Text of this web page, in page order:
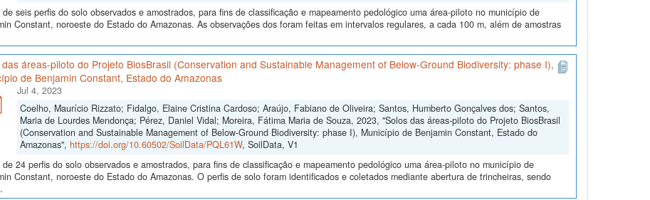
de seis perfis do solo observados e amostrados, para fins de classificação e mapeamento pedológico uma área-piloto no município de
Constant, noroeste do Estado do Amazonas. As observações dos foram feitas em intervalos regulares, a cada 100 m, além de amostras
áreas-piloto do Projeto BiosBrasil (Conservation and Sustainable Management of Below-Ground Biodiversity: phase I),
de Benjamin Constant, Estado do Amazonas
Jul 4, 2023
Coelho, Maurício Rizzato; Fidalgo, Elaine Cristina Cardoso; Araújo, Fabiano de Oliveira; Santos, Humberto Gonçalves dos; Santos,
Maria de Lourdes Mendonça; Pérez, Daniel Vidal; Moreira, Fátima Maria de Souza, 2023, "Solos das áreas-piloto do Projeto BiosBrasil
(Conservation and Sustainable Management of Below-Ground Biodiversity: phase I), Município de Benjamin Constant, Estado do
Amazonas", https://doi.org/10.60502/SoilData/PQL61W, SoilData, V1
de 24 perfis do solo observados e amostrados, para fins de classificação e mapeamento pedológico uma área-piloto no município de
Constant, noroeste do Estado do Amazonas. O perfis de solo foram identificados e coletados mediante abertura de trincheiras, sendo